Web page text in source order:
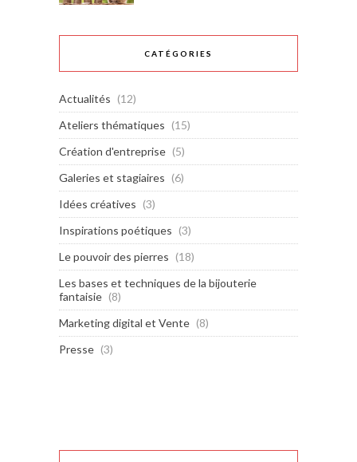
CATÉGORIES
Actualités (12)
Ateliers thématiques (15)
Création d'entreprise (5)
Galeries et stagiaires (6)
Idées créatives (3)
Inspirations poétiques (3)
Le pouvoir des pierres (18)
Les bases et techniques de la bijouterie
fantaisie (8)
Marketing digital et Vente (8)
Presse (3)